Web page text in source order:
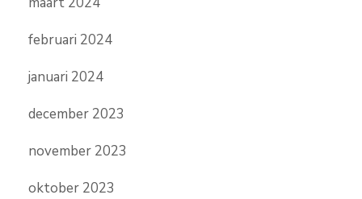
februari 2024
januari 2024
december 2023
november 2023
oktober 2023